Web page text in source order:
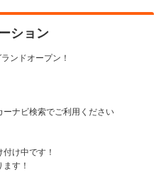
ション
ンドオープン！
ナビ検索でご利用ください
け中です！
す！